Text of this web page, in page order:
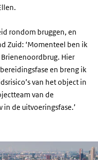
rondom bruggen, en
Zuid: ‘Momenteel ben ik
Hier
en breng ik
van het object in
van de
de uitvoeringsfase.’